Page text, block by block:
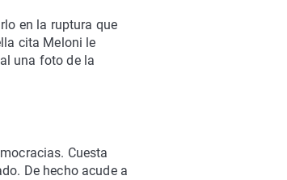
en la ruptura que
cita Meloni le
una foto de la
Cuesta
De hecho acude a